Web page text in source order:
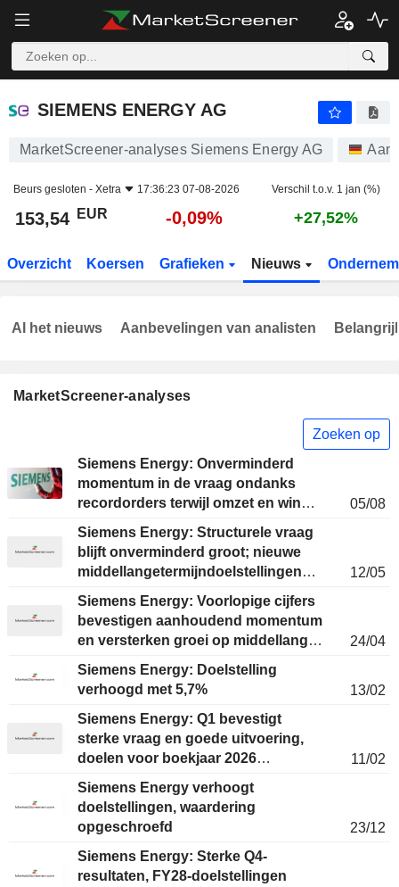
SIEMENS ENERGY AG
SIEMENS ENERGY AG
MarketScreener-analyses Siemens Energy AG
Beurs gesloten - Xetra 17:36:23 07-08-2026 Verschil t.o.v. 1 jan (%)
153,54 EUR -0,09% +27,52%
Overzicht Koersen Grafieken Nieuws
MarketScreener-analyses
Zoeken op
Siemens Energy: Onverminderd
momentum in de vraag ondanks
recordorders terwijl omzet en winst
05/08
Siemens Energy: Structurele vraag
blijft onverminderd groot; nieuwe
middellangetermijndoelstellingen
12/05
Siemens Energy: Voorlopige cijfers
bevestigen aanhoudend momentum
en versterken groei op middellange
boekjaar 2026 verhoogd
24/04
Siemens Energy: Doelstelling
verhoogd met 5,7%
13/02
Siemens Energy: Q1 bevestigt
sterke vraag en goede uitvoering,
doelen voor boekjaar 2026
11/02
Siemens Energy verhoogt
doelstellingen, waardering
opgeschroefd
23/12
Siemens Energy: Sterke Q4-
resultaten, FY28-doelstellingen
Al het nieuws Aanbevelingen van analisten